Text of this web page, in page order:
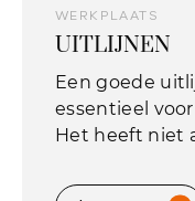
WERKPLAATS
UITLIJNEN
Een goede
essentieel
Het heeft niet